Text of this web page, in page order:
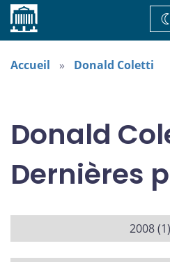
Accueil
Accueil Donald Coletti
Donald
Dernières
2008 (1)